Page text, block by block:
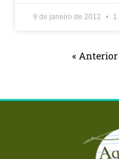
9 de janeiro de 2012 1
« Anterior